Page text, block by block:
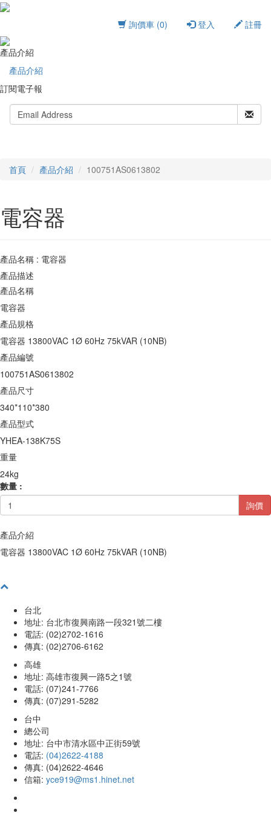
詢價車 (0) 登入 註冊
產品介紹
產品介紹
訂閱電子報
首頁 產品介紹 100751AS0613802
電容器
產品名稱 : 電容器
產品描述
產品名稱
電容器
產品規格
電容器 13800VAC 1Ø 60Hz 75kVAR (10NB)
產品編號
100751AS0613802
產品尺寸
340*110*380
產品型式
YHEA-138K75S
重量
24kg
數量 :
詢價
產品介紹
電容器 13800VAC 1Ø 60Hz 75kVAR (10NB)
台北
地址: 台北市復興南路一段321號二樓
電話: (02)2702-1616
傳真: (02)2706-6162
高雄
地址: 高雄市復興一路5之1號
電話: (07)241-7766
傳真: (07)291-5282
台中
總公司
地址: 台中市清水區中正街59號
電話: (04)2622-4188
傳真: (04)2622-4646
信箱: yce919@ms1.hinet.net